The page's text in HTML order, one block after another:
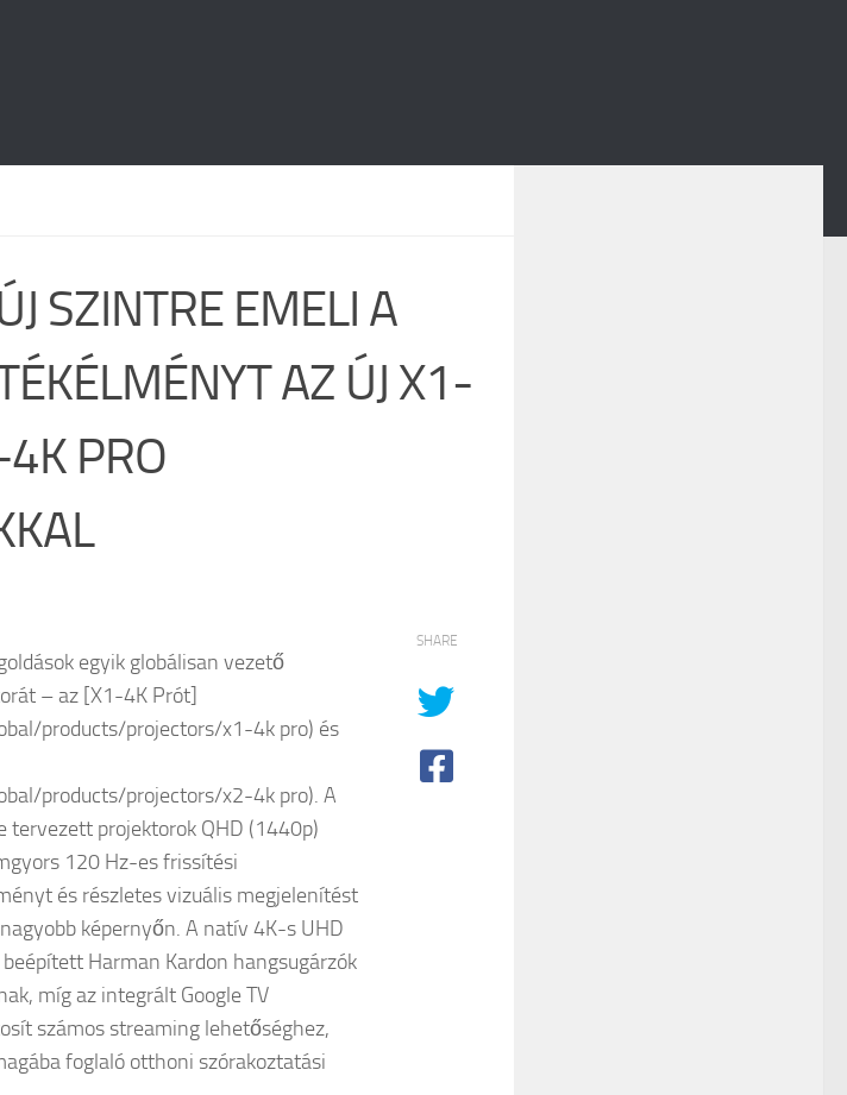
SZINTRE EMELI A
AZ ÚJ X1-
PRO
egyik globálisan vezető
– az [X1-4K Prót]
products/projectors/x1-4k pro) és
products/projectors/x2-4k pro). A
tervezett projektorok QHD (1440p)
120 Hz-es frissítési
és részletes vizuális megjelenítést
képernyőn. A natív 4K-s UHD
Harman Kardon hangsugárzók
míg az integrált Google TV
számos streaming lehetőséghez,
foglaló otthoni szórakoztatási
SHARE